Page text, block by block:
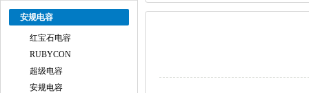
安规电容
红宝石电容
RUBYCON
超级电容
安规电容